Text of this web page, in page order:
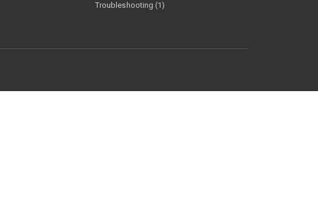
Troubleshooting (1)